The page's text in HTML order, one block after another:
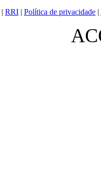
| RRI | Política de privacidade |